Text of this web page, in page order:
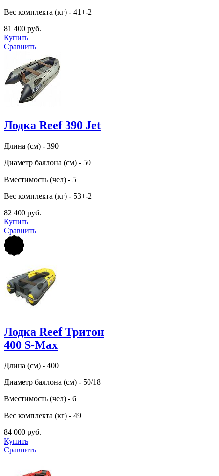
Вес комплекта (кг) - 41+-2
81 400 руб.
Купить
Сравнить
Лодка Reef 390 Jet
Длина (см) - 390
Диаметр баллона (см) - 50
Вместимость (чел) - 5
Вес комплекта (кг) - 53+-2
82 400 руб.
Купить
Сравнить
Лодка Reef Тритон
400 S-Max
Длина (см) - 400
Диаметр баллона (см) - 50/18
Вместимость (чел) - 6
Вес комплекта (кг) - 49
84 000 руб.
Купить
Сравнить